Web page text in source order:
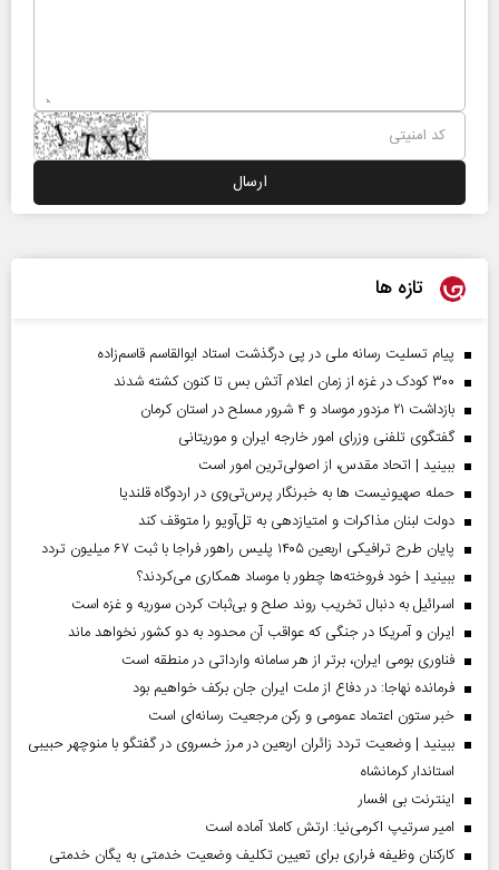
تازه ها
پیام تسلیت رسانه ملی در پی درگذشت استاد ابوالقاسم قاسم‌زاده
۳۰۰ کودک در غزه از زمان اعلام آتش بس تا کنون کشته شدند
بازداشت ۲۱ مزدور موساد و ۴ شرور مسلح در استان کرمان
گفتگوی تلفنی وزرای امور خارجه ایران و موریتانی
ببینید | اتحاد مقدس، از اصولی‌ترین امور است
حمله صهیونیست ها به خبرنگار پرس‌تی‌وی در اردوگاه قلندیا
دولت لبنان مذاکرات و امتیازدهی به تل‌آویو را متوقف کند
پایان طرح ترافیکی اربعین ۱۴۰۵ پلیس راهور فراجا با ثبت ۶۷ میلیون تردد
ببینید | خود فروخته‌ها چطور با موساد همکاری می‌کردند؟
اسرائیل به دنبال تخریب روند صلح و بی‌ثبات کردن سوریه و غزه است
ایران و آمریکا در جنگی که عواقب آن محدود به دو کشور نخواهد ماند
فناوری بومی ایران، برتر از هر سامانه وارداتی در منطقه است
فرمانده نهاجا: در دفاع از ملت ایران جان برکف خواهیم بود
خبر ستون اعتماد عمومی و رکن مرجعیت رسانه‌ای است
ببینید | وضعیت تردد زائران اربعین در مرز خسروی در گفتگو با منوچهر حبیبی
استاندار کرمانشاه
اینترنت بی افسار
امیر سرتیپ اکرمی‌نیا: ارتش کاملا آماده است
کارکنان وظیفه فراری برای تعیین تکلیف وضعیت خدمتی به یگان خدمتی